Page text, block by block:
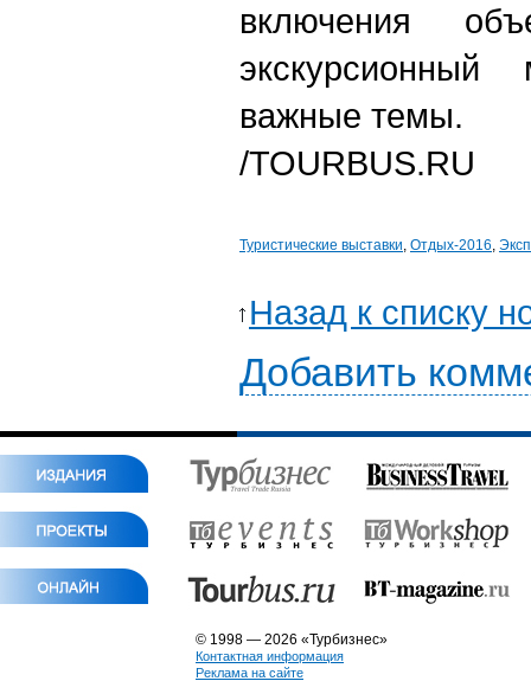
включения
важные темы.
/TOURBUS.RU
Туристические выставки, Отдых-2016,
Назад к списку
Добавить
© 1998 — 2026 «Турбизнес»
Контактная информация
Реклама на сайте